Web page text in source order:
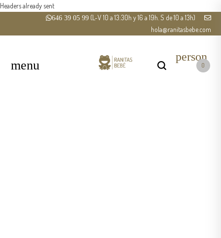
Headers already sent
646 39 05 99 (L-V 10 a 13:30h y 16 a 19h. S de 10 a 13h)
hola@ranitasbebe.com
person
0